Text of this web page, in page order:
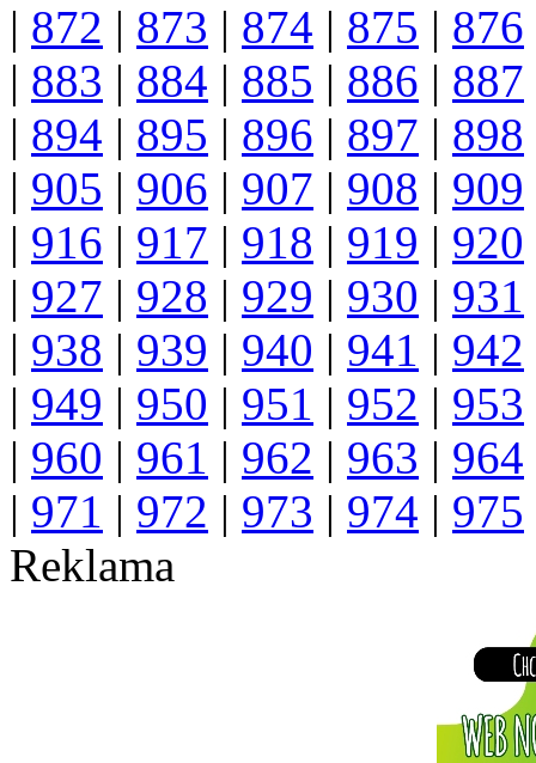
| 872 | 873 | 874 | 875 | 876
| 883 | 884 | 885 | 886 | 887
| 894 | 895 | 896 | 897 | 898
| 905 | 906 | 907 | 908 | 909
| 916 | 917 | 918 | 919 | 920
| 927 | 928 | 929 | 930 | 931
| 938 | 939 | 940 | 941 | 942
| 949 | 950 | 951 | 952 | 953
| 960 | 961 | 962 | 963 | 964
| 971 | 972 | 973 | 974 | 975
Reklama